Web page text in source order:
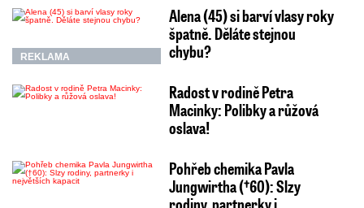
REKLAMA
Alena (45) si barví vlasy roky
špatně. Děláte stejnou
chybu?
Radost v rodině Petra
Macinky: Polibky a růžová
oslava!
Pohřeb chemika Pavla
Jungwirtha (†60): Slzy